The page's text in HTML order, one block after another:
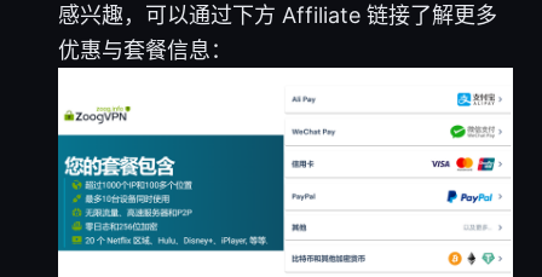
感兴趣，可以通过下方 Affiliate 链接了解更多
优惠与套餐信息：